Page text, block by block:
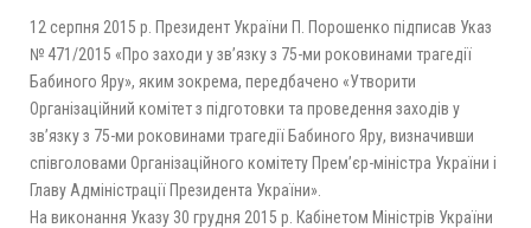
12 серпня 2015 р. Президент України П. Порошенко підписав Указ
№ 471/2015 «Про заходи у зв’язку з 75-ми роковинами трагедії
Бабиного Яру», яким зокрема, передбачено «Утворити
Організаційний комітет з підготовки та проведення заходів у
зв’язку з 75-ми роковинами трагедії Бабиного Яру, визначивши
співголовами Організаційного комітету Прем’єр-міністра України і
Главу Адміністрації Президента України».
На виконання Указу 30 грудня 2015 р. Кабінетом Міністрів України